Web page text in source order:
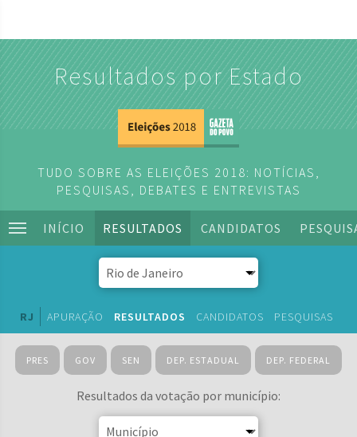
Resultados por Estado
TUDO SOBRE AS ELEIÇÕES 2018: NOTÍCIAS,
PESQUISAS, DEBATES E ENTREVISTAS
INÍCIO RESULTADOS CANDIDATOS
RJ APURAÇÃO RESULTADOS CANDIDATOS PESQUISAS
PRES GOV SEN DEP. ESTADUAL DEP. FEDERAL
Resultados da votação por município: